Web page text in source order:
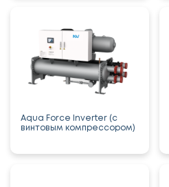
Aqua Force Inverter (с
винтовым компрессором)